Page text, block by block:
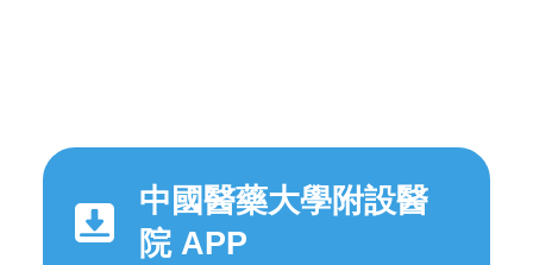
中國醫藥大學附設醫
院 APP